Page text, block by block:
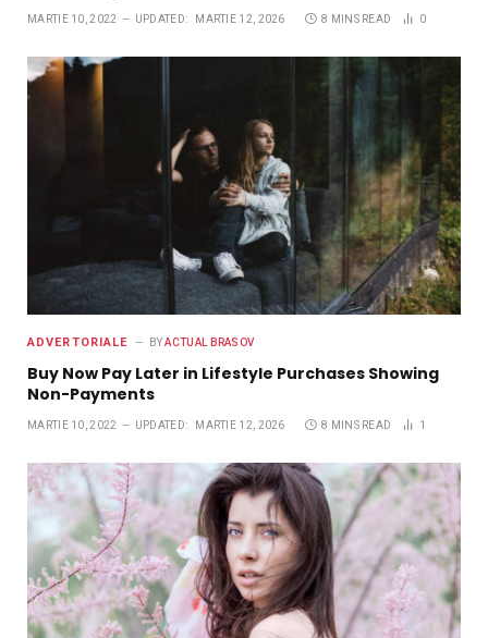
MARTIE 10, 2022 UPDATED: MARTIE 12, 2026 8 MINS READ 0
ADVERTORIALE BY ACTUAL BRASOV
Buy Now Pay Later in Lifestyle Purchases Showing
Non-Payments
MARTIE 10, 2022 UPDATED: MARTIE 12, 2026 8 MINS READ 1